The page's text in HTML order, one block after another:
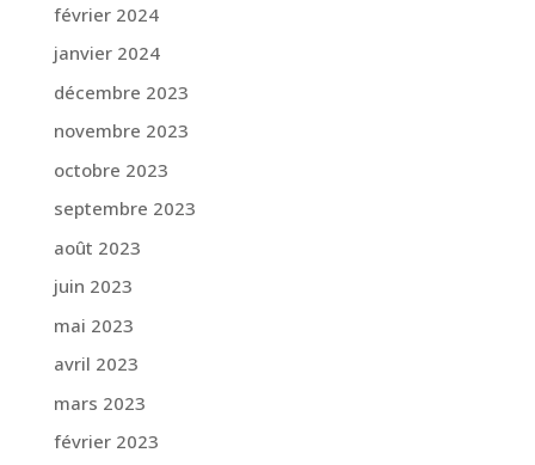
février 2024
janvier 2024
décembre 2023
novembre 2023
octobre 2023
septembre 2023
août 2023
juin 2023
mai 2023
avril 2023
mars 2023
février 2023